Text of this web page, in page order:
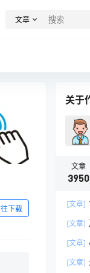
文章
下载
关于
文章
3950
[文章]
数据刷
[文章]
[文章]
系统
[文章]